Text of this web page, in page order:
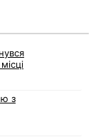
з